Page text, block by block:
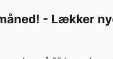
- Lækker